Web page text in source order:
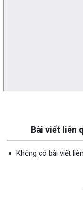
Bài viết liên
Không có bài viết